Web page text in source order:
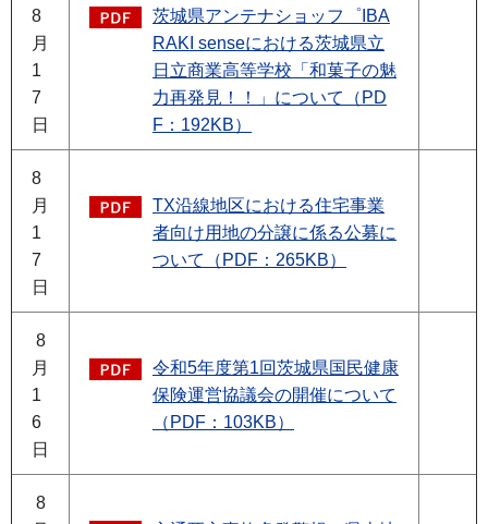
8
月
1
7
日
茨城県アンテナショッフ゜IBA
RAKI senseにおける茨城県立
日立商業高等学校「和菓子の魅
力再発見！！」について（PD
F：192KB）
8
月
1
7
日
TX沿線地区における住宅事業
者向け用地の分譲に係る公募に
ついて（PDF：265KB）
8
月
1
6
日
令和5年度第1回茨城県国民健康
保険運営協議会の開催について
（PDF：103KB）
8